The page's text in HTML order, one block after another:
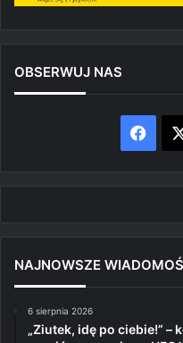
OBSERWUJ NAS
NAJNOWSZE
6 sierpnia 2026
„Ziutek, idę po ciebie!”